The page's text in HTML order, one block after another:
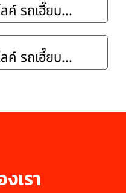
ค์ รถเฮี๊ยบ...
ค์ รถเฮี๊ยบ...
เรา